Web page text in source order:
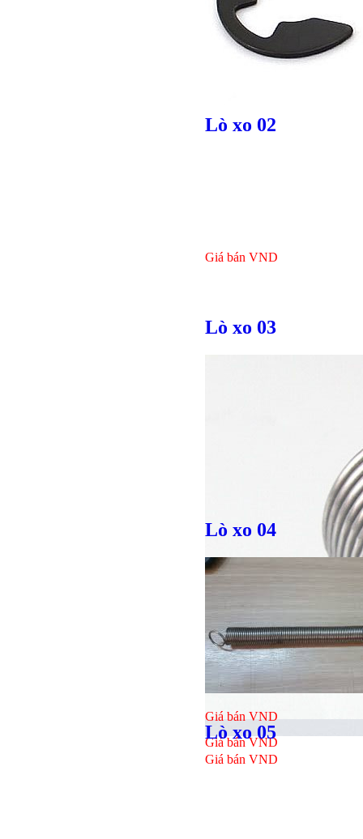
Bulong
Giá bán VND
Giá bán VND
Lò xo 02
Giá bánVND
Lò xo 03
Giá bánVND
Lò xo 04
Giá bán VND
Lò xo 05